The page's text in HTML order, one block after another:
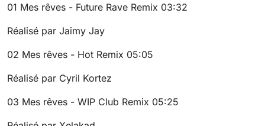
01 Mes rêves - Future Rave Remix 03:32
Réalisé par Jaimy Jay
02 Mes rêves - Hot Remix 05:05
Réalisé par Cyril Kortez
03 Mes rêves - WIP Club Remix 05:25